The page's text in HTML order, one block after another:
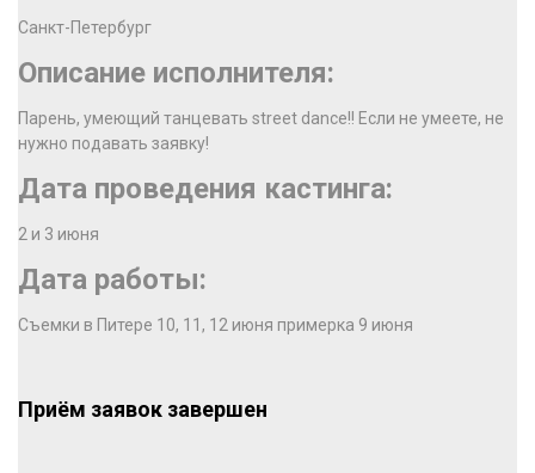
Санкт-Петербург
Описание исполнителя:
Парень, умеющий танцевать street dance!! Если не умеете, не
нужно подавать заявку!
Дата проведения кастинга:
2 и 3 июня
Дата работы:
Съемки в Питере 10, 11, 12 июня примерка 9 июня
Приём заявок завершен